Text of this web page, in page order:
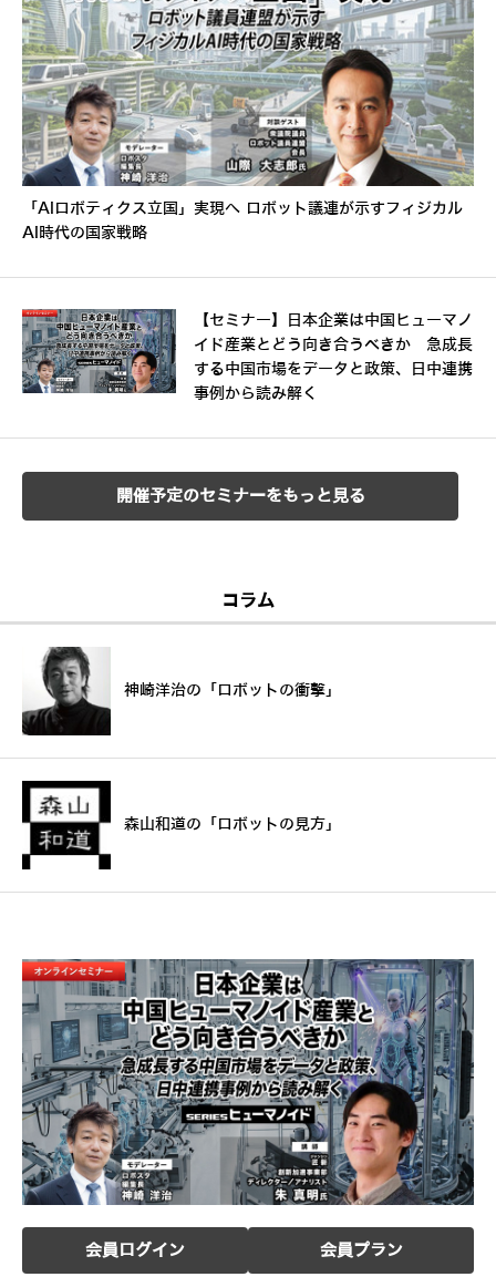
「AIロボティクス立国」実現へ ロボット議連が示すフィジカル
AI時代の国家戦略
【セミナー】日本企業は中国ヒューマノ
イド産業とどう向き合うべきか 急成長
する中国市場をデータと政策、日中連携
事例から読み解く
開催予定のセミナーをもっと見る
コラム
神崎洋治の「ロボットの衝撃」
森山和道の「ロボットの見方」
会員ログイン 会員プラン